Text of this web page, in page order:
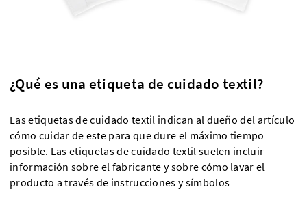
¿Qué es una etiqueta de cuidado textil?
Las etiquetas de cuidado textil indican al dueño del artículo
cómo cuidar de este para que dure el máximo tiempo
posible. Las etiquetas de cuidado textil suelen incluir
información sobre el fabricante y sobre cómo lavar el
producto a través de instrucciones y símbolos